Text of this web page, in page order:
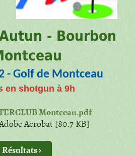
- Bourbon
- Golf de Montceau
en shotgun à 9h
Montceau.pdf
Acrobat [80.7 KB]
Résultats